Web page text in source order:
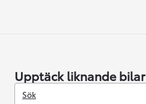
Upptäck liknande bilar
Sök